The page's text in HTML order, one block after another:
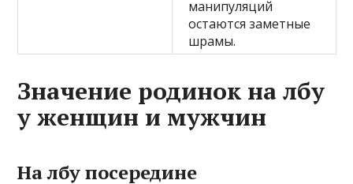
манипуляций
остаются заметные
шрамы.
Значение родинок на лбу
у женщин и мужчин
На лбу посередине